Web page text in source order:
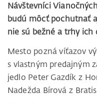
Návštevníci
budú môcť pochutnať
nie sú bežné a trhy
Mesto pozná víťazov
s vlastným predajným
jedlo Peter Gazdík z
Nadežda Bírová z